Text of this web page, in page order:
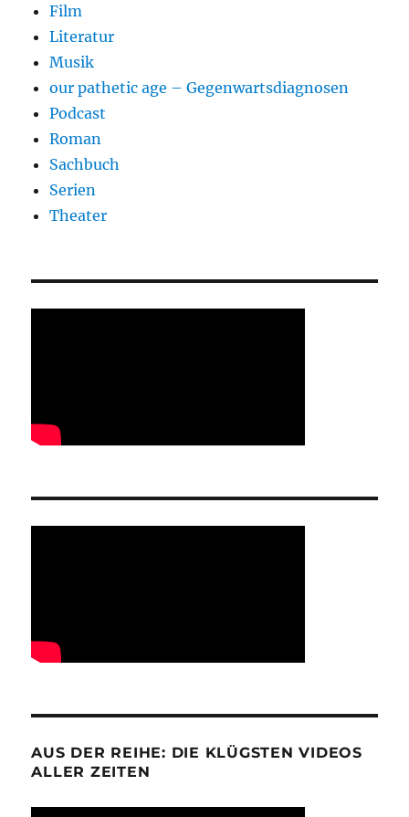
Film
Literatur
Musik
our pathetic age – Gegenwartsdiagnosen
Podcast
Roman
Sachbuch
Serien
Theater
AUS DER REIHE: DIE KLÜGSTEN VIDEOS
ALLER ZEITEN